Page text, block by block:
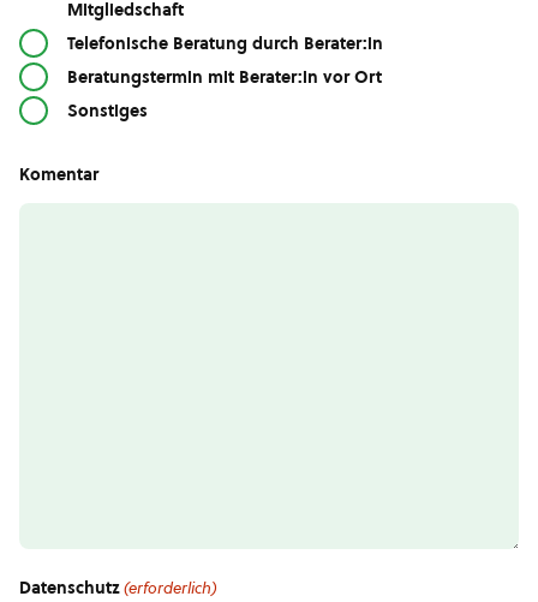
Mitgliedschaft
Telefonische Beratung durch Berater:in
Beratungstermin mit Berater:in vor Ort
Sonstiges
Komentar
Datenschutz(erforderlich)